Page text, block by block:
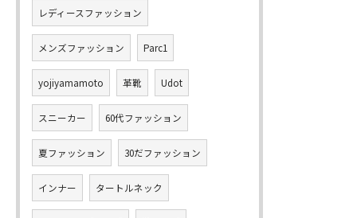
レディースファッション
メンズファッション Parc1
yojiyamamoto 革靴 Udot
スニーカー 60代ファッション
夏ファッション 30だファッション
インナー タートルネック